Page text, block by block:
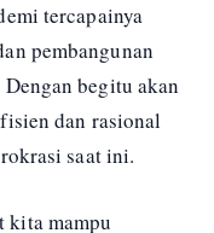
tercapainya
pembangunan
begitu akan
dan rasional
saat ini.
kita mampu